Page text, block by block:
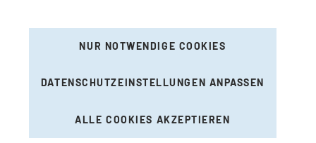
NUR NOTWENDIGE COOKIES
DATENSCHUTZEINSTELLUNGEN ANPASSEN
ALLE COOKIES AKZEPTIEREN